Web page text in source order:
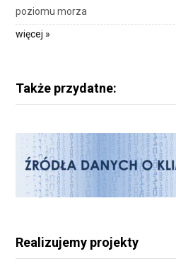
poziomu morza
więcej »
Także przydatne:
Realizujemy projekty